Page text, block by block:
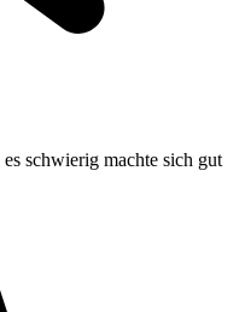
schwierig machte sich gut